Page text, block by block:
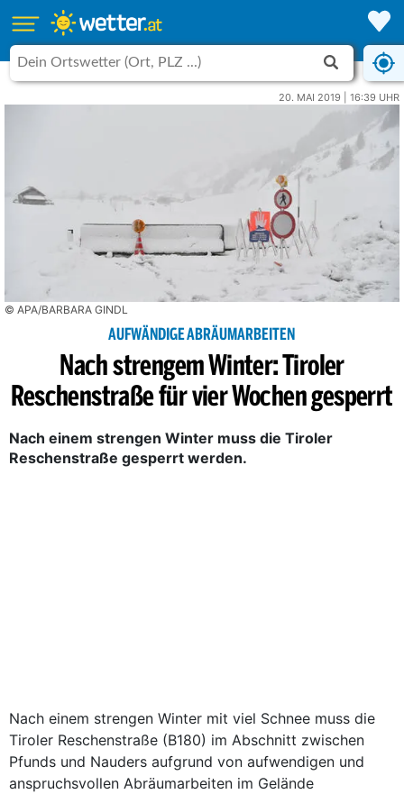
20. MAI 2019 | 16:39 UHR
© APA/BARBARA GINDL
AUFWÄNDIGE ABRÄUMARBEITEN
Nach strengem Winter: Tiroler
Reschenstraße für vier Wochen gesperrt
Nach einem strengen Winter muss die Tiroler
Reschenstraße gesperrt werden.
Nach einem strengen Winter mit viel Schnee muss die
Tiroler Reschenstraße (B180) im Abschnitt zwischen
Pfunds und Nauders aufgrund von aufwendigen und
anspruchsvollen Abräumarbeiten im Gelände